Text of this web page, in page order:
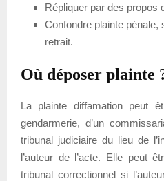
Répliquer par des propos
Confondre plainte pénale,
retrait.
Où déposer plainte
La plainte diffamation peut
gendarmerie, d’un
tribunal judiciaire du lieu de
l’auteur de l’acte. Elle peut
tribunal correctionnel si